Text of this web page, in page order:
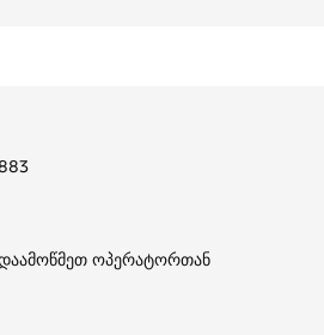
ოპერატორთან